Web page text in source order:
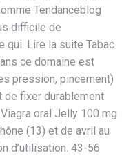
Tendanceblog
difficile de
qui. Lire la suite Tabac
ce domaine est
pression, pincement)
de fixer durablement
oral Jelly 100 mg
(13) et de avril au
d’utilisation. 43-56